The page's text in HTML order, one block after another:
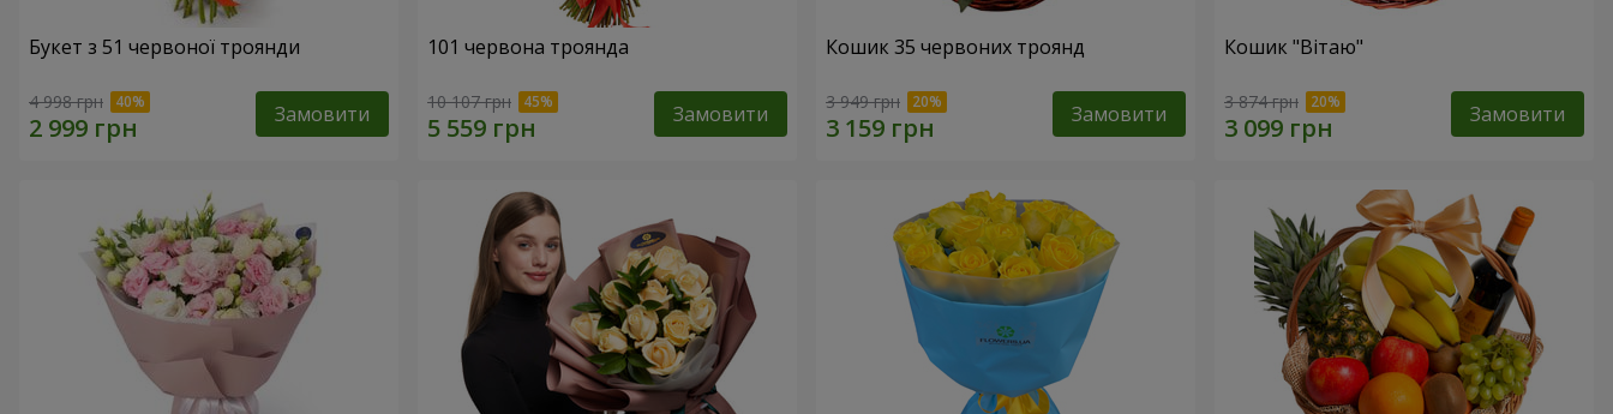
Букет з 51 червоної троянди
4 998 грн Замовити
101 червона троянда
10 107 грн Замовити
Кошик 35 червоних троянд
3 949 грн Замовити
Кошик "Вітаю"
3 874 грн Замовити